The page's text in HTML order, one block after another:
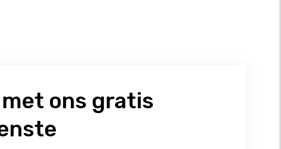
ons gratis